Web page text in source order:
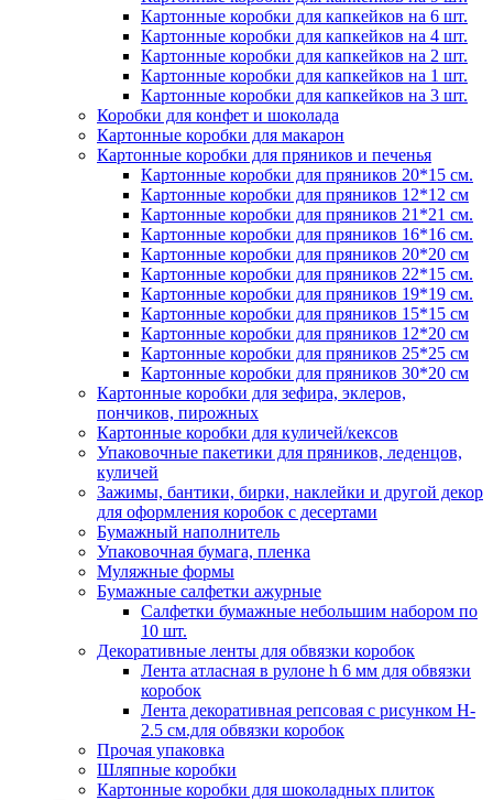
Картонные коробки для капкейков на 6 шт.
Картонные коробки для капкейков на 4 шт.
Картонные коробки для капкейков на 2 шт.
Картонные коробки для капкейков на 1 шт.
Картонные коробки для капкейков на 3 шт.
Коробки для конфет и шоколада
Картонные коробки для макарон
Картонные коробки для пряников и печенья
Картонные коробки для пряников 20*15 см.
Картонные коробки для пряников 12*12 см
Картонные коробки для пряников 21*21 см.
Картонные коробки для пряников 16*16 см.
Картонные коробки для пряников 20*20 см
Картонные коробки для пряников 22*15 см.
Картонные коробки для пряников 19*19 см.
Картонные коробки для пряников 15*15 см
Картонные коробки для пряников 12*20 см
Картонные коробки для пряников 25*25 см
Картонные коробки для пряников 30*20 см
Картонные коробки для зефира, эклеров,
пончиков, пирожных
Картонные коробки для куличей/кексов
Упаковочные пакетики для пряников, леденцов,
куличей
Зажимы, бантики, бирки, наклейки и другой декор
для оформления коробок с десертами
Бумажный наполнитель
Упаковочная бумага, пленка
Муляжные формы
Бумажные салфетки ажурные
Салфетки бумажные небольшим набором по
10 шт.
Декоративные ленты для обвязки коробок
Лента атласная в рулоне h 6 мм для обвязки
коробок
Лента декоративная репсовая с рисунком H-
2.5 см.для обвязки коробок
Прочая упаковка
Шляпные коробки
Картонные коробки для шоколадных плиток